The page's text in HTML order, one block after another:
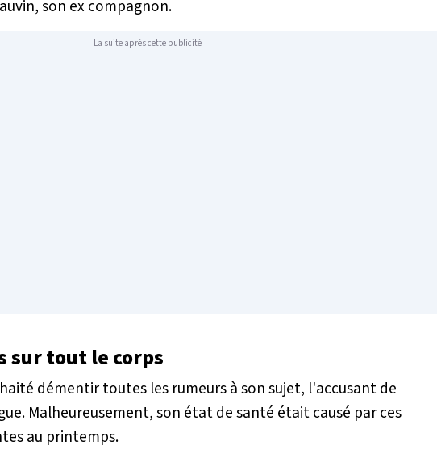
son ex compagnon.
La suite après cette publicité
sur tout le corps
démentir toutes les rumeurs à son sujet, l'accusant de
Malheureusement, son état de santé était causé par ces
au printemps.